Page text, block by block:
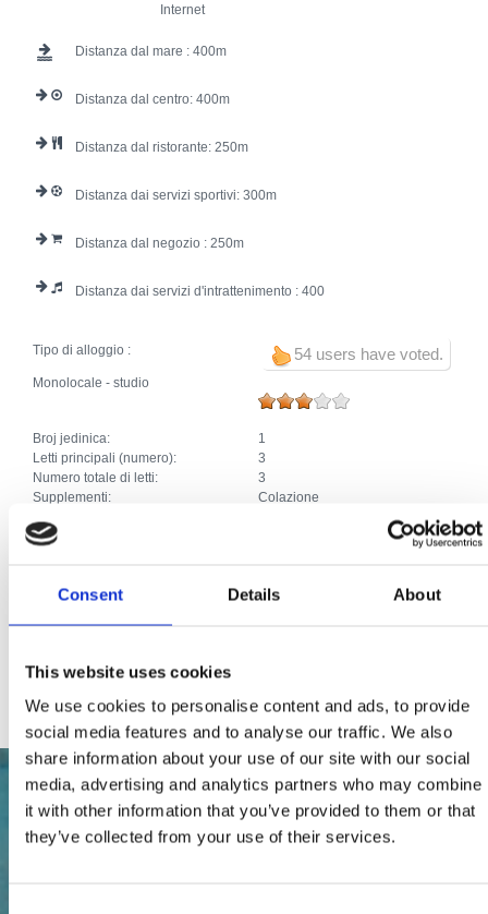
Consent Details About
This website uses cookies
We use cookies to personalise content and ads, to provide
social media features and to analyse our traffic. We also
share information about your use of our site with our social
media, advertising and analytics partners who may combine
it with other information that you’ve provided to them or that
they’ve collected from your use of their services.
Internet
Distanza dal mare : 400
Distanza dal centro: 400
Distanza dal ristorante: 250
Distanza dai servizi sportivi: 300
Distanza dal negozio : 250
Distanza dai servizi d'intrattenimento : 400
54 users have voted.
Tipo di alloggio :
Monolocale - studio
Broj jedinica:
1
Letti principali (numero):
3
Numero totale di letti:
3
Supplementi:
Colazione
TV via cavo/satellite